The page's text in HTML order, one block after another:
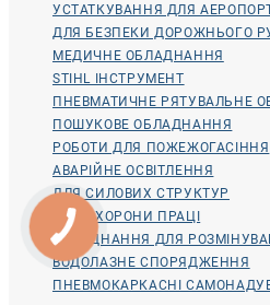
УСТАТКУВАННЯ ДЛЯ
ДЛЯ БЕЗПЕКИ ДОРОЖНЬОГО
МЕДИЧНЕ ОБЛАДНАННЯ
STIHL ІНСТРУМЕНТ
ПНЕВМАТИЧНЕ РЯТУВАЛЬНЕ
ПОШУКОВЕ ОБЛАДНАННЯ
РОБОТИ ДЛЯ ПОЖЕЖОГАСІННЯ
АВАРІЙНЕ ОСВІТЛЕННЯ
ДЛЯ СИЛОВИХ СТРУКТУР
ДЛЯ ОХОРОНИ ПРАЦІ
ОБЛАДНАННЯ ДЛЯ
ВОДОЛАЗНЕ СПОРЯДЖЕННЯ
ПНЕВМОКАРКАСНІ